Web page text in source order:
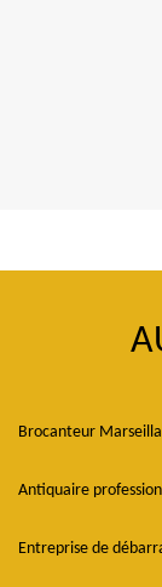
Brocanteur
Antiquaire
Entreprise de